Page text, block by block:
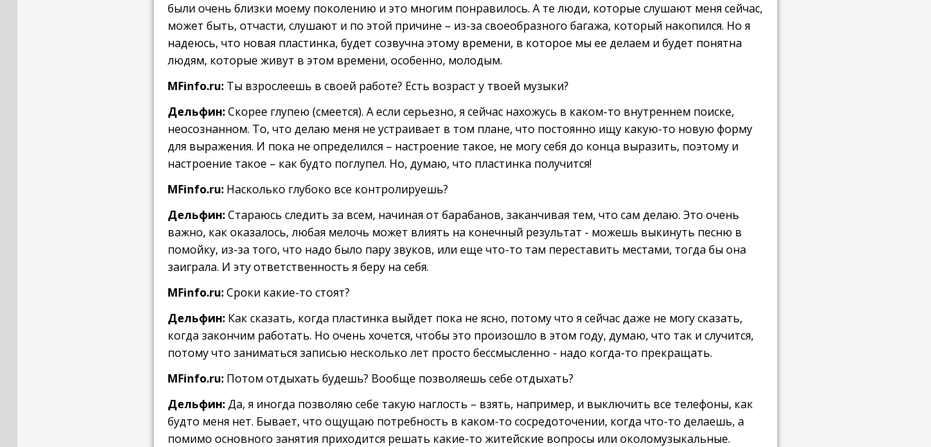
были очень близки моему поколению и это многим понравилось. А те люди, которые слушают меня сейчас,
может быть, отчасти, слушают и по этой причине – из-за своеобразного багажа, который накопился. Но я
надеюсь, что новая пластинка, будет созвучна этому времени, в которое мы ее делаем и будет понятна
людям, которые живут в этом времени, особенно, молодым.
MFinfo.ru: Ты взрослеешь в своей работе? Есть возраст у твоей музыки?
Дельфин:Скорее глупею (смеется). А если серьезно, я сейчас нахожусь в каком-то внутреннем поиске,
неосознанном. То, что делаю меня не устраивает в том плане, что постоянно ищу какую-то новую форму
для выражения. И пока не определился – настроение такое, не могу себя до конца выразить, поэтому и
настроение такое – как будто поглупел. Но, думаю, что пластинка получится!
MFinfo.ru: Насколько глубоко все контролируешь?
Дельфин:Стараюсь следить за всем, начиная от барабанов, заканчивая тем, что сам делаю. Это очень
важно, как оказалось, любая мелочь может влиять на конечный результат - можешь выкинуть песню в
помойку, из-за того, что надо было пару звуков, или еще что-то там переставить местами, тогда бы она
заиграла. И эту ответственность я беру на себя.
MFinfo.ru:Сроки какие-то стоят?
Дельфин: Как сказать, когда пластинка выйдет пока не ясно, потому что я сейчас даже не могу сказать,
когда закончим работать. Но очень хочется, чтобы это произошло в этом году, думаю, что так и случится,
потому что заниматься записью несколько лет просто бессмысленно - надо когда-то прекращать.
MFinfo.ru: Потом отдыхать будешь? Вообще позволяешь себе отдыхать?
Дельфин:Да, я иногда позволяю себе такую наглость – взять, например, и выключить все телефоны, как
будто меня нет. Бывает, что ощущаю потребность в каком-то сосредоточении, когда что-то делаешь, а
помимо основного занятия приходится решать какие-то житейские вопросы или околомузыкальные.